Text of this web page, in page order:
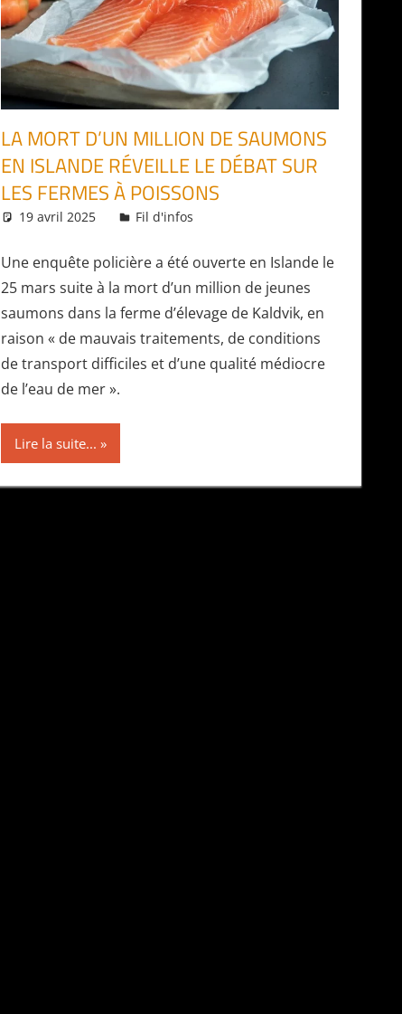
LA MORT D’UN MILLION DE SAUMONS
EN ISLANDE RÉVEILLE LE DÉBAT SUR
LES FERMES À POISSONS
19 avril 2025 Daniel
Fil d'infos
Une enquête policière a été ouverte en Islande le
25 mars suite à la mort d’un million de jeunes
saumons dans la ferme d’élevage de Kaldvik, en
raison « de mauvais traitements, de conditions
de transport difficiles et d’une qualité médiocre
de l’eau de mer ».
Lire la suite...